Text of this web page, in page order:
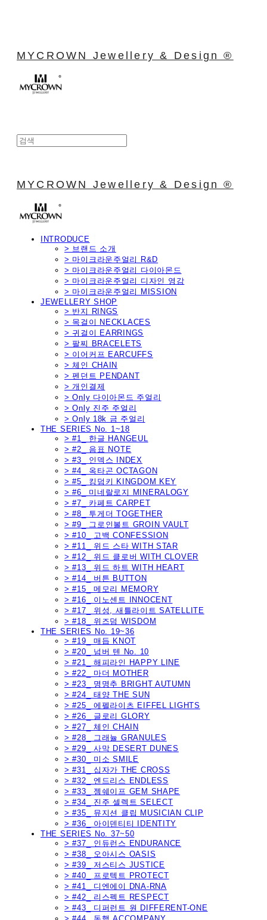
MYCROWN Jewellery & Design ®
MYCROWN Jewellery & Design ®
INTRODUCE
> 브랜드 소개
> 마이크라운주얼리 R&D
> 마이크라운주얼리 다이아몬드
> 마이크라운주얼리 디자인 영감
> 마이크라운주얼리 MISSION
JEWELLERY SHOP
> 반지 RINGS
> 목걸이 NECKLACES
> 귀걸이 EARRINGS
> 팔찌 BRACELETS
> 이어커프 EARCUFFS
> 체인 CHAIN
> 펜던트 PENDANT
> 개인결제
> Only 다이아몬드 주얼리
> Only 진주 주얼리
> Only 18k 금 주얼리
THE SERIES No. 1~18
> #1_ 한글 HANGEUL
> #2_ 음표 NOTE
> #3_ 인덱스 INDEX
> #4_ 옥타곤 OCTAGON
> #5_ 킹덤키 KINGDOM KEY
> #6_ 미네랄로지 MINERALOGY
> #7_ 카페트 CARPET
> #8_ 투게더 TOGETHER
> #9_ 그로인볼트 GROIN VAULT
> #10_ 고백 CONFESSION
> #11_ 위드 스타 WITH STAR
> #12_ 위드 클로버 WITH CLOVER
> #13_ 위드 하트 WITH HEART
> #14_ 버튼 BUTTON
> #15_ 메모리 MEMORY
> #16_ 이노센트 INNOCENT
> #17_ 위성, 새틀라이트 SATELLITE
> #18_ 위즈덤 WISDOM
THE SERIES No. 19~36
> #19_ 매듭 KNOT
> #20_ 넘버 텐 No. 10
> #21_ 해피라인 HAPPY LINE
> #22_ 마더 MOTHER
> #23_ 명명추 BRIGHT AUTUMN
> #24_ 태양 THE SUN
> #25_ 에펠라이츠 EIFFEL LIGHTS
> #26_ 글로리 GLORY
> #27_ 체인 CHAIN
> #28_ 그래뉼 GRANULES
> #29_ 사막 DESERT DUNES
> #30_ 미소 SMILE
> #31_ 십자가 THE CROSS
> #32_ 엔드리스 ENDLESS
> #33_ 젬쉐이프 GEM SHAPE
> #34_ 진주 셀렉트 SELECT
> #35_ 뮤지션 클립 MUSICIAN CLIP
> #36_ 아이덴티티 IDENTITY
THE SERIES No. 37~50
> #37_ 인듀런스 ENDURANCE
> #38_ 오아시스 OASIS
> #39_ 저스티스 JUSTICE
> #40_ 프로텍트 PROTECT
> #41_ 디엔에이 DNA-RNA
> #42_ 리스펙트 RESPECT
> #43_ 디퍼런트 원 DIFFERENT-ONE